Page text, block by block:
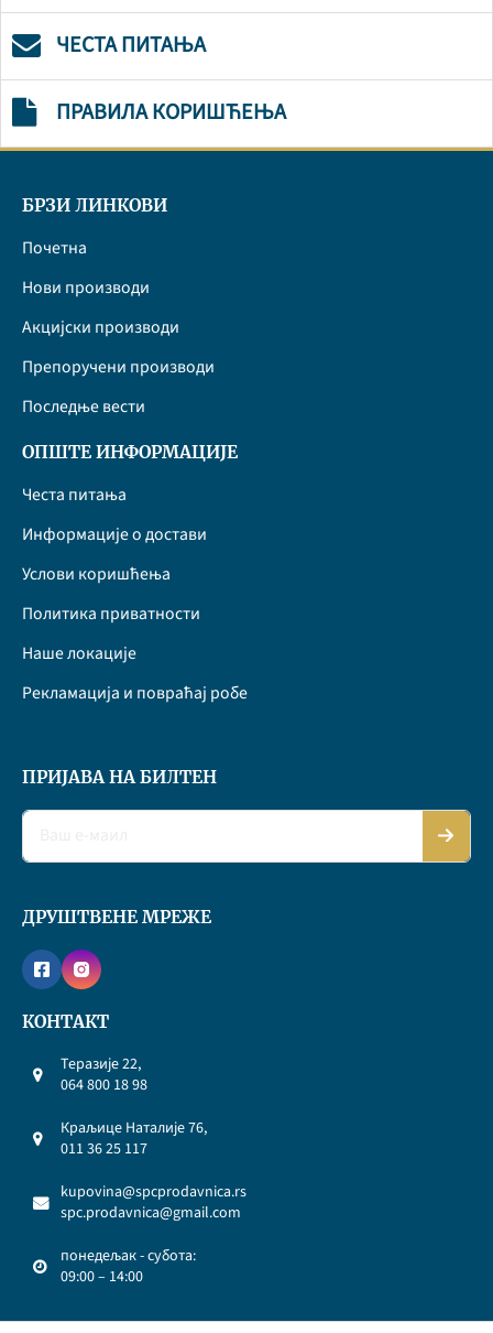
ЧЕСТА ПИТАЊА
ПРАВИЛА КОРИШЋЕЊА
БРЗИ ЛИНКОВИ
Почетна
Нови производи
Акцијски производи
Препоручени производи
Последње вести
ОПШТЕ ИНФОРМАЦИЈЕ
Честа питања
Информације о достави
Услови коришћења
Политика приватности
Наше локације
Рекламација и повраћај робе
ПРИЈАВА НА БИЛТЕН
ДРУШТВЕНЕ МРЕЖЕ
КОНТАКТ
Теразије 22,
064 800 18 98
Краљице Наталије 76,
011 36 25 117
kupovina@spcprodavnica.rs
spc.prodavnica@gmail.com
понедељак - субота:
09:00 – 14:00